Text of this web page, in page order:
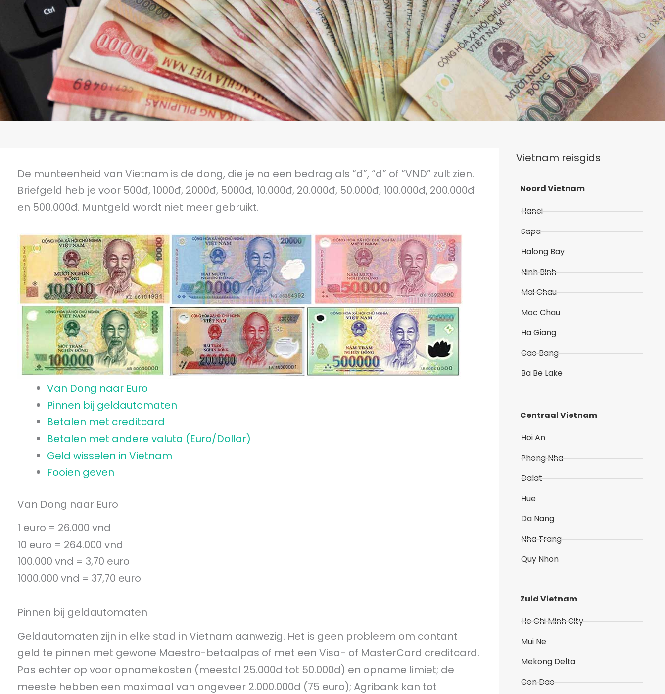
De munteenheid van Vietnam is de dong, die je na een bedrag als “đ”, “d” of “VND” zult zien.
Briefgeld heb je voor 500đ, 1000đ, 2000đ, 5000đ, 10.000đ, 20.000đ, 50.000đ, 100.000đ, 200.000đ
en 500.000đ. Muntgeld wordt niet meer gebruikt.
Van Dong naar Euro
Pinnen bij geldautomaten
Betalen met creditcard
Betalen met andere valuta (Euro/Dollar)
Geld wisselen in Vietnam
Fooien geven
Van Dong naar Euro
1 euro = 26.000 vnd
10 euro = 264.000 vnd
100.000 vnd = 3,70 euro
1000.000 vnd = 37,70 euro
Pinnen bij geldautomaten
Geldautomaten zijn in elke stad in Vietnam aanwezig. Het is geen probleem om contant
geld te pinnen met gewone Maestro-betaalpas of met een Visa- of MasterCard creditcard.
Pas echter op voor opnamekosten (meestal 25.000d tot 50.000d) en opname limiet; de
meeste hebben een maximaal van ongeveer 2.000.000d (75 euro); Agribank kan tot
Vietnam reisgids
Noord Vietnam
Hanoi
Sapa
Halong Bay
Ninh Binh
Mai Chau
Moc Chau
Ha Giang
Cao Bang
Ba Be Lake
Centraal Vietnam
Hoi An
Phong Nha
Dalat
Hue
Da Nang
Nha Trang
Quy Nhon
Zuid Vietnam
Ho Chi Minh City
Mui Ne
Mekong Delta
Con Dao